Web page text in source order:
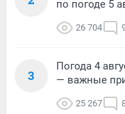
по погоде 5
26 704
3
Погода 4
— важные
25 267